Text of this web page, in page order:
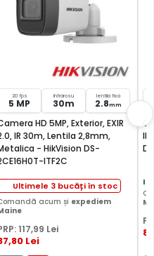
24 luni
mic
→·HikVision DS-
DS-2CE16H0T-ITF2C →·
vs HikVision DS-
20 fps
5 MP
Infrarosu
30m
lentila fixa
2.8mm
HD 5MP, Exterior, EXIR
IR 30m, Lentila 2,8mm,
- HikVision DS-
ITF2C
Ultimele 3 bucăți în stoc
acum și expediem
117,99 Lei
,80 Lei
IR
In
88